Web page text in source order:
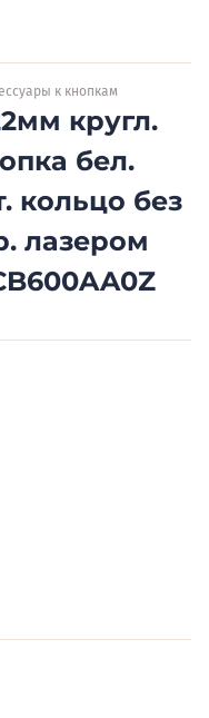
к кнопкам
кругл.
бел.
кольцо без
лазером